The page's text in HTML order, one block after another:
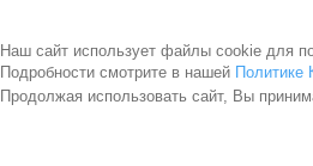
Наш сайт использует файлы cookie для
Подробности смотрите в нашей Политике
Продолжая использовать сайт, Вы